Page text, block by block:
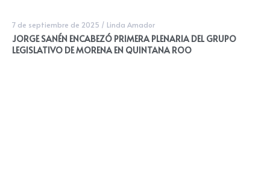
7 de septiembre de 2025 / Linda Amador
JORGE SANÉN ENCABEZÓ PRIMERA PLENARIA DEL GRUPO
LEGISLATIVO DE MORENA EN QUINTANA ROO